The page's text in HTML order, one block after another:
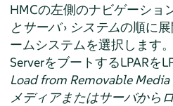
HMCの左側のナビゲーショ
とサーバ› システムの順に
ームシステムを選択します。
ServerをブートするLPARを
Load from Removable
メディアまたはサーバから